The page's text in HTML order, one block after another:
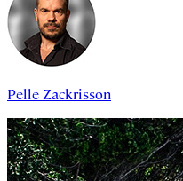
Pelle Zackrisson